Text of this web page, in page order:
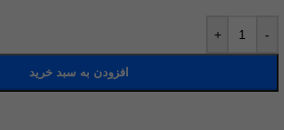
-
+
افزودن به سبد خرید